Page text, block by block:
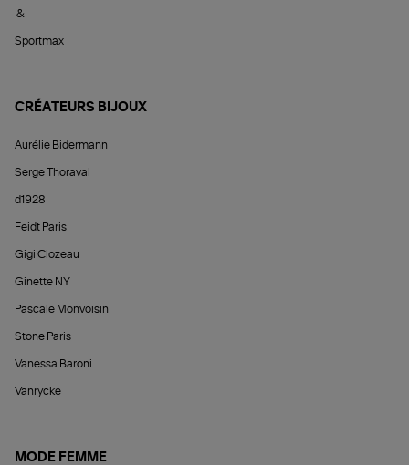
&
Sportmax
CRÉATEURS BIJOUX
Aurélie Bidermann
Serge Thoraval
d1928
Feidt Paris
Gigi Clozeau
Ginette NY
Pascale Monvoisin
Stone Paris
Vanessa Baroni
Vanrycke
MODE FEMME